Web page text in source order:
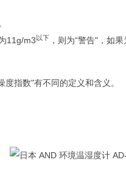
11g/m3以下 ，则为“警告"，如
度指数"有不同的定义和含义。